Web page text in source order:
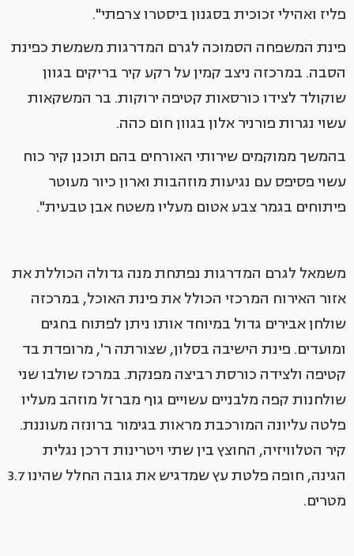
פליז ואהילי זכוכית בסגנון ביסטרו צרפתי".
פינת המשפחה הסמוכה לגרם המדרגות משמשת כפינת
הסבה. במרכזה ניצב קמין על רקע קיר בריקים בגוון
שוקולד לצידו כורסאות קטיפה ירוקות. בר המשקאות
עשוי נגרות פורניר אלון בגוון חום כהה.
בהמשך ממוקמים שירותי האורחים בהם תוכנן קיר כוח
עשוי פסיפס עם נגיעות מוזהבות וארון כיור מעוטר
פיתוחים בגמר צבע אטום מעליו משטח אבן טבעית".
משמאל לגרם המדרגות נפתחת מנה גדולה הכוללת את
אזור האירוח המרכזי הכולל את פינת האוכל, במרכזה
שולחן אבירים גדול במיוחד אותו ניתן לפתוח בחגים
ומועדים. פינת הישיבה בסלון, שצורתה ר', מרופדת בד
קטיפה ולצידה כורסת רביצה מפנקת. במרכז שולבו שני
שולחנות קפה מלבניים עשויים גוף מברזל מוזהב מעליו
פלטה עליונה המורכבת מראות בגימור ברונזה מעוננת.
קיר הטלוויזיה, החוצץ בין שתי ויטרינות דרכן נגלית
הגינה, חופה פלטת עץ שמדגיש את גובה החלל שהינו 3.7
מטרים.